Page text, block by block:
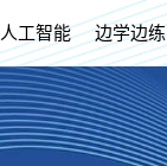
人工智能 边学边练